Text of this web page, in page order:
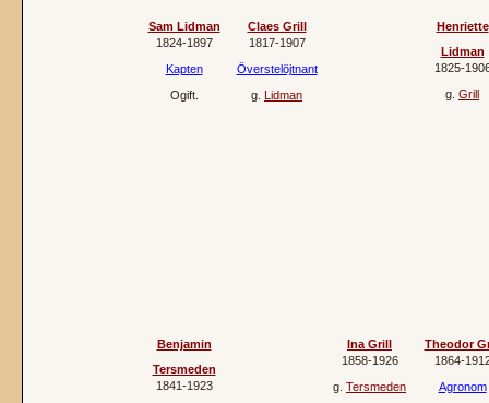
Sam Lidman
1824‐1897
Kapten
Ogift.
Claes Grill
1817‐1907
Överstelöjtnant
g. Lidman
Henriette
Lidman
g. Grill
Benjamin
Tersmeden
1841‐1923
Ina Grill
1858‐1926
g. Tersmeden
Theodor
Agronom